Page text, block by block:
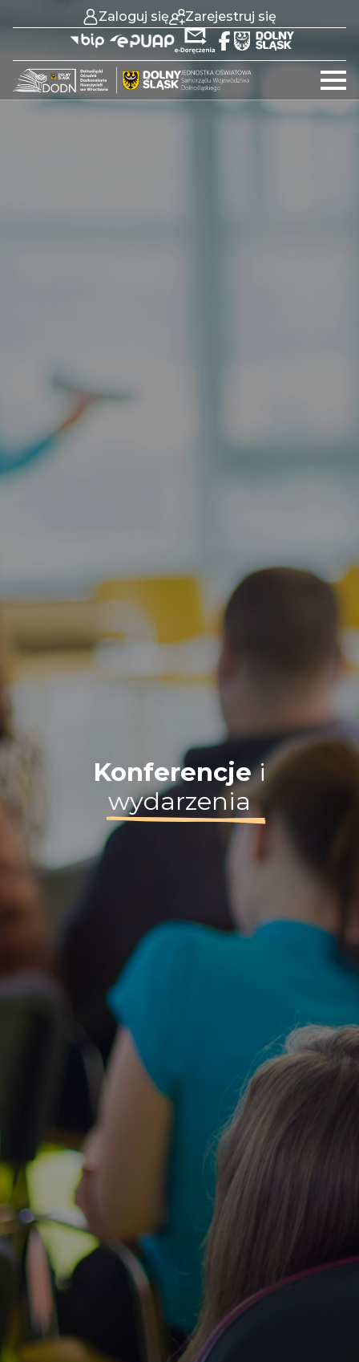
Zaloguj się Zarejestruj się
Konferencje i
wydarzenia